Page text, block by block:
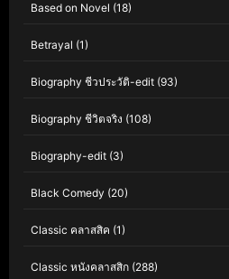
Based on Novel (18)
Betrayal (1)
Biography ชีวประวัติ-edit (93)
Biography ชีวิตจริง (108)
Biography-edit (3)
Black Comedy (20)
Classic คลาสสิค (1)
Classic หนังคลาสสิก (288)